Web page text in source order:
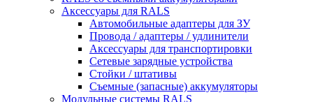
Аксессуары для RALS
Автомобильные адаптеры для ЗУ
Провода / адаптеры / удлинители
Аксессуары для транспортировки
Сетевые зарядные устройства
Стойки / штативы
Съемные (запасные) аккумуляторы
Модульные системы RALS